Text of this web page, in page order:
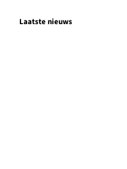
Laatste nieuws